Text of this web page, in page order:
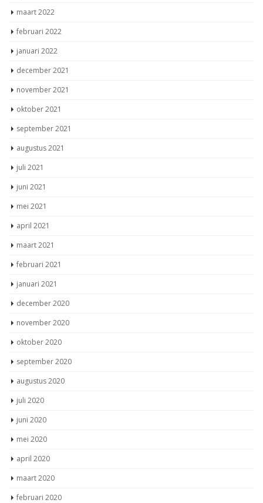
maart 2022
februari 2022
januari 2022
december 2021
november 2021
oktober 2021
september 2021
augustus 2021
juli 2021
juni 2021
mei 2021
april 2021
maart 2021
februari 2021
januari 2021
december 2020
november 2020
oktober 2020
september 2020
augustus 2020
juli 2020
juni 2020
mei 2020
april 2020
maart 2020
februari 2020